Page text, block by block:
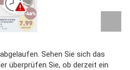
Sehen Sie sich das
überprüfen Sie, ob derzeit ein